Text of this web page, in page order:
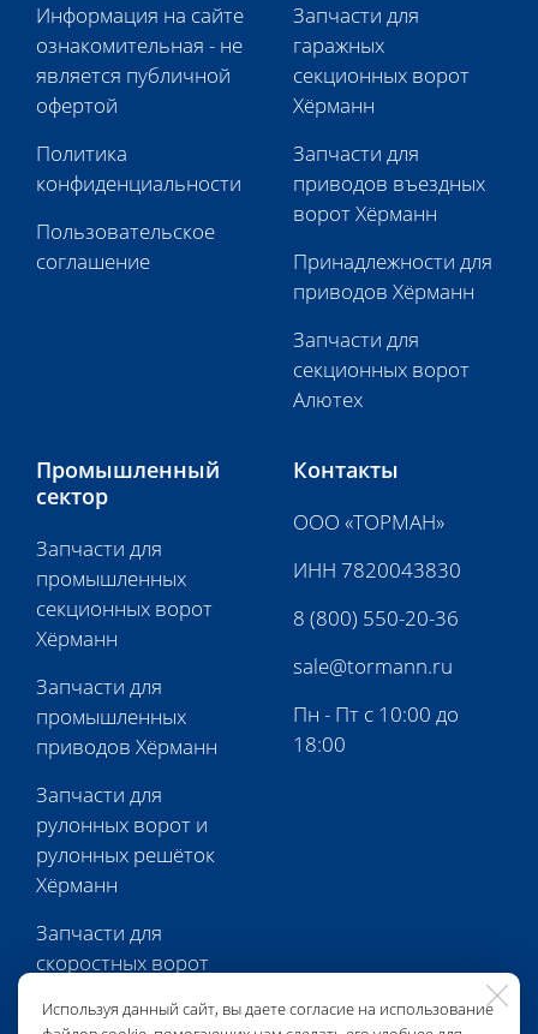
Используя данный сайт, вы даете согласие на использование
Информация на сайте
ознакомительная - не
является публичной
офертой
Политика
конфиденциальности
Пользовательское
соглашение
Запчасти для
гаражных
секционных ворот
Хёрманн
Запчасти для
приводов въездных
ворот Хёрманн
Принадлежности для
приводов Хёрманн
Запчасти для
секционных ворот
Алютех
Промышленный
сектор
Запчасти для
промышленных
секционных ворот
Хёрманн
Запчасти для
промышленных
приводов Хёрманн
Запчасти для
рулонных ворот и
рулонных решёток
Хёрманн
Запчасти для
скоростных ворот
Контакты
ООО «ТОРМАН»
ИНН 7820043830
8 (800) 550-20-36
sale@tormann.ru
Пн - Пт с 10:00 до
18:00